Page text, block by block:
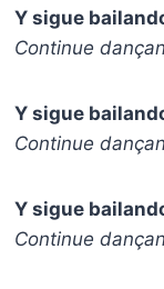
Y sigue
Continue
Y sigue
Continue
Y sigue
Continue